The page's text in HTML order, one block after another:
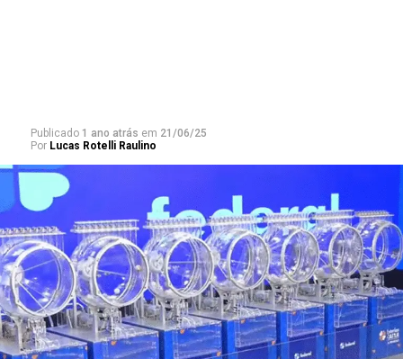
Publicado 1 ano atrás em 21/06/25
Por Lucas Rotelli Raulino